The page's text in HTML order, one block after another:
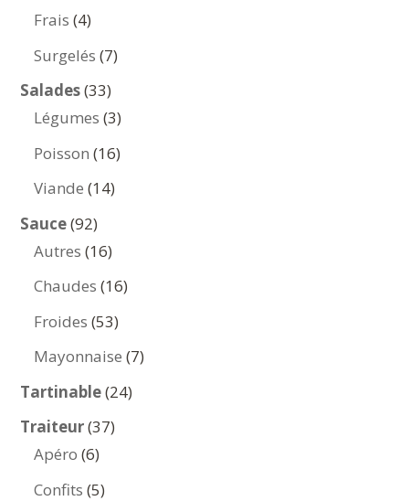
Frais 44
produits
Surgelés 77
Salades 3333
produits
Légumes 33
produits
Poisson 1616
Viande 1414
Sauce 9292
produits
Autres 1616
produits
Chaudes 1616
Froides 5353
produits
Mayonnaise 77
Tartinable 2424
Traiteur 3737
Apéro 66
produits
Confits 55